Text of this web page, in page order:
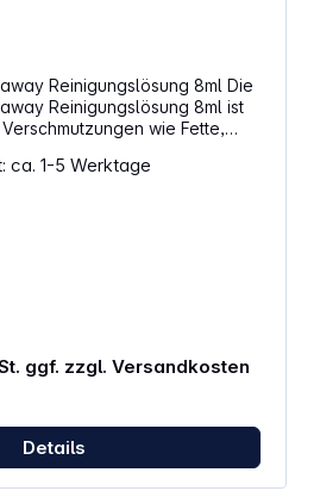
Reinigungslösung 8ml Die
Reinigungslösung 8ml ist
wie Fette,
Mit antistatischer
mit den Visible Dust
ca. 1-5 Werktage
ggf. zzgl. Versandkosten
Details